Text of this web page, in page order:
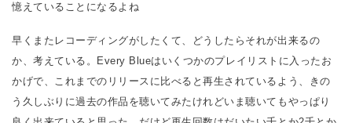
憶えていることになるよね
早くまたレコーディングがしたくて、どうしたらそれが出来るの
か、考えている。Every Blueはいくつかのプレイリストに入ったお
かげで、これまでのリリースに比べると再生されているよう、きの
う久しぶりに過去の作品を聴いてみたけれどいま聴いてもやっぱり